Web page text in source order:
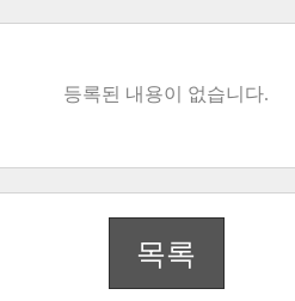
등록된 내용이 없습니다.
목록